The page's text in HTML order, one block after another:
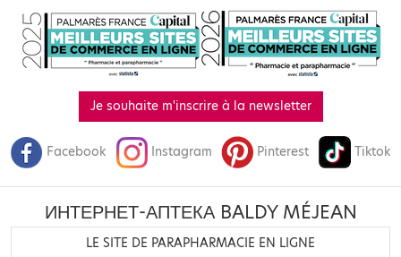
Je souhaite m'inscrire à la newsletter
Facebook Instagram Pinterest Tiktok
ИНТЕРНЕТ-АПТЕКА BALDY MÉJEAN
LE SITE DE PARAPHARMACIE EN LIGNE